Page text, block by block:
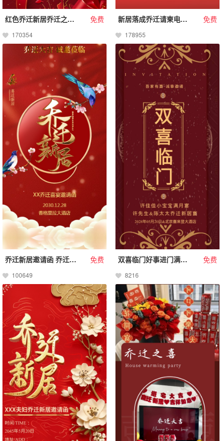
红色乔迁新居乔迁之喜乔迁宴请柬搬家鎏金请帖邀请函 免费
170354
新居落成乔迁请柬电子请柬 免费
178955
乔迁新居邀请函 乔迁之喜请柬 免费
100649
双喜临门好事进门满月 乔迁 婚礼 生日喜帖邀请函 免费
8216